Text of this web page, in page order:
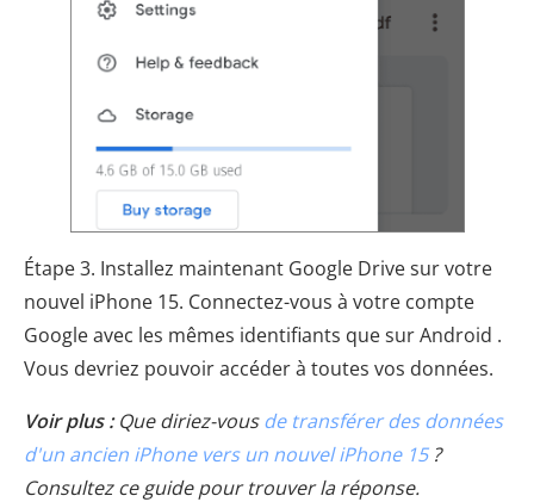
Étape 3. Installez maintenant Google Drive sur votre
nouvel iPhone 15. Connectez-vous à votre compte
Google avec les mêmes identifiants que sur Android .
Vous devriez pouvoir accéder à toutes vos données.
Voir plus : Que diriez-vousde transférer des données
d'un ancien iPhone vers un nouvel iPhone 15?
Consultez ce guide pour trouver la réponse.